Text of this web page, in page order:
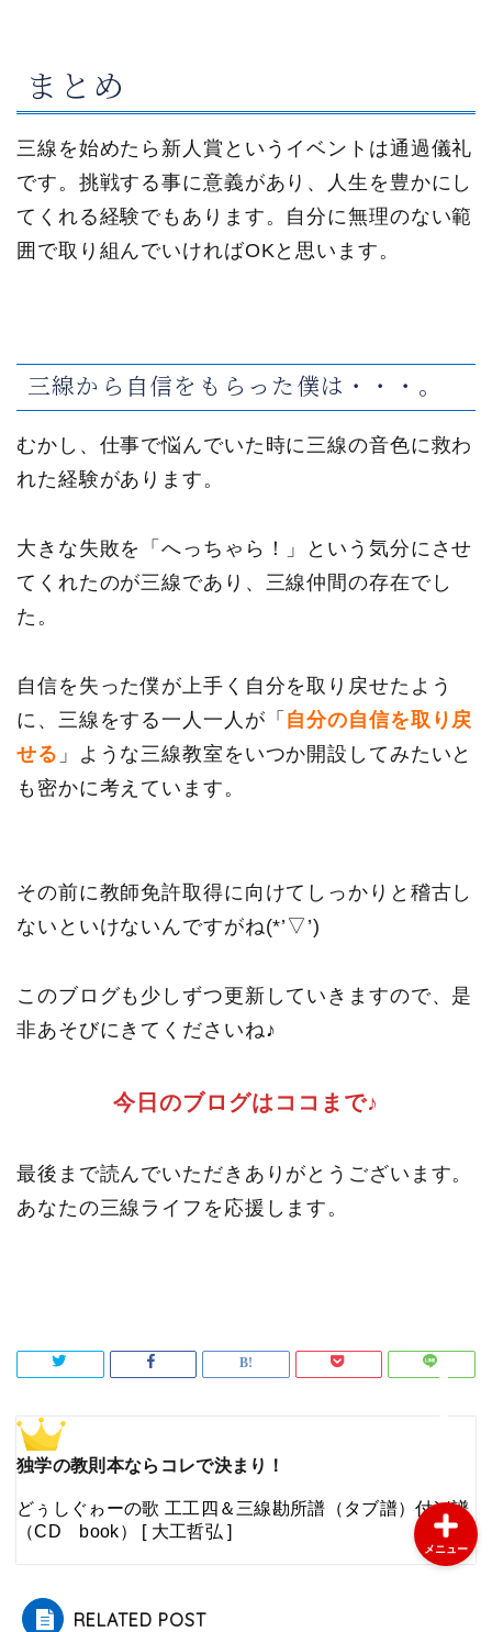
まとめ
三線を始めたら新人賞というイベントは通過儀礼
です。挑戦する事に意義があり、人生を豊かにし
てくれる経験でもあります。自分に無理のない範
囲で取り組んでいければOKと思います。
三線から自信をもらった僕は・・・。
むかし、仕事で悩んでいた時に三線の音色に救わ
れた経験があります。
大きな失敗を「へっちゃら！」という気分にさせ
てくれたのが三線であり、三線仲間の存在でし
た。
自信を失った僕が上手く自分を取り戻せたよう
に、三線をする一人一人が「 自分の自信を取り戻
せる 」ような三線教室をいつか開設してみたいと
も密かに考えています。
その前に教師免許取得に向けてしっかりと稽古し
ないといけないんですがね(*’▽’)
このブログも少しずつ更新していきますので、是
非あそびにきてくださいね♪
今日のブログはココまで♪
最後まで読んでいただきありがとうございます。
あなたの三線ライフを応援します。
独学の教則本ならコレで決まり！
どぅしぐゎーの歌 工工四＆三線勘所譜（タブ譜）付楽譜
（CD book） [ 大工哲弘 ]
RELATED POST
メニュー
三線お役立ちコラム
三線体験・レッスン案内